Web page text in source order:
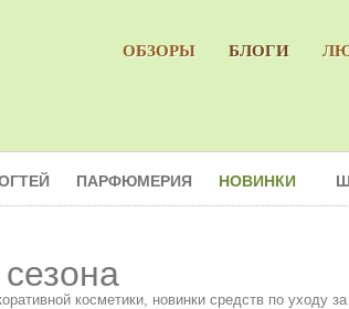
ОБЗОРЫ БЛОГИ
ПАРФЮМЕРИЯ НОВИНКИ
косметики, новинки средств по уходу